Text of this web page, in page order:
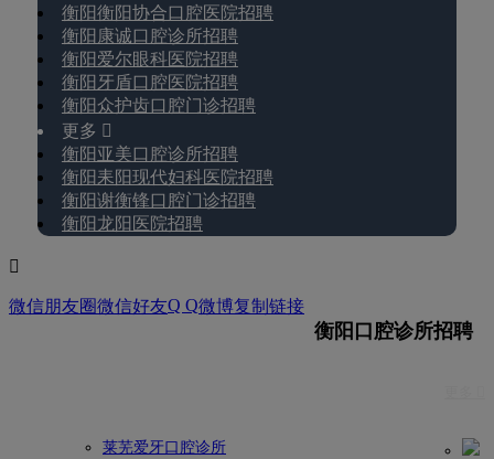
衡阳衡阳协合口腔医院招聘
衡阳康诚口腔诊所招聘
衡阳爱尔眼科医院招聘
衡阳牙盾口腔医院招聘
衡阳众护齿口腔门诊招聘
更多 
衡阳亚美口腔诊所招聘
衡阳耒阳现代妇科医院招聘
衡阳谢衡锋口腔门诊招聘
衡阳龙阳医院招聘

微信朋友圈微信好友Q Q微博复制链接
衡阳口腔诊所招聘
莱芜爱牙口腔诊所